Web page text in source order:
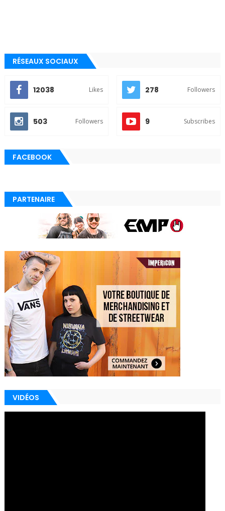
RÉSEAUX SOCIAUX
12038 Likes 278 Followers
503 Followers 9 Subscribes
FACEBOOK
PARTENAIRE
VIDÉOS